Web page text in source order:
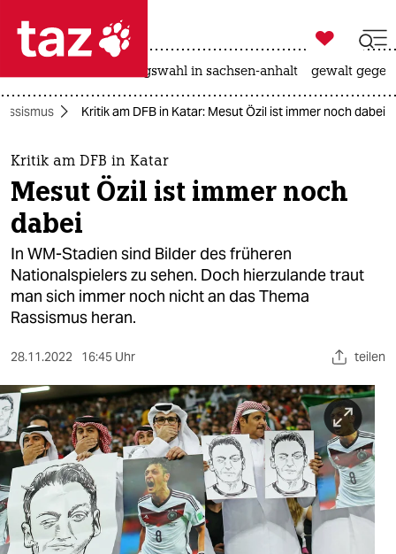
 taz zahl ich
taz zahl ich
themen
politik
öko
gesellschaft
kultur
sport
berlin
nord
wahrheit
verlag

taz zahl ich
landtagswahl in sachsen-anhalt gewalt
Kritik am DFB in Katar: Mesut Özil ist immer noch dabei
Kritik am DFB in Katar
Mesut Özil ist immer noch
dabei
In WM-Stadien sind Bilder des früheren
Nationalspielers zu sehen. Doch hierzulande traut
man sich immer noch nicht an das Thema
Rassismus heran.
28.11.2022 16:45 Uhr teilen